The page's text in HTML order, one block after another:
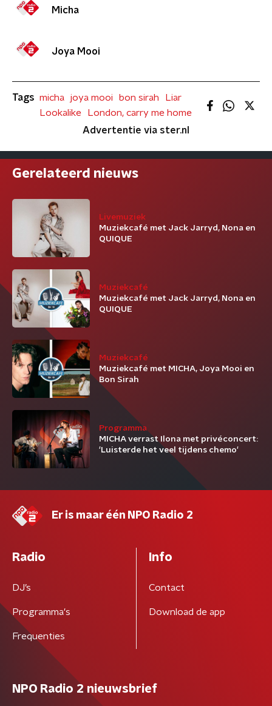
Micha
Joya Mooi
Tags micha joya mooi bon sirah
Liar
Lookalike
London, carry me home
Advertentie via ster.nl
Gerelateerd nieuws
Livemuziek
Muziekcafé met Jack Jarryd, Nona en
QUIQUE
Muziekcafé
Muziekcafé met Jack Jarryd, Nona en
QUIQUE
Muziekcafé
Muziekcafé met MICHA, Joya Mooi en
Bon Sirah
Programma
MICHA verrast Ilona met privéconcert:
'Luisterde het veel tijdens chemo'
Er is maar één NPO Radio 2
Radio
DJ’s
Programma's
Frequenties
Info
Contact
Download de app
NPO Radio 2 nieuwsbrief